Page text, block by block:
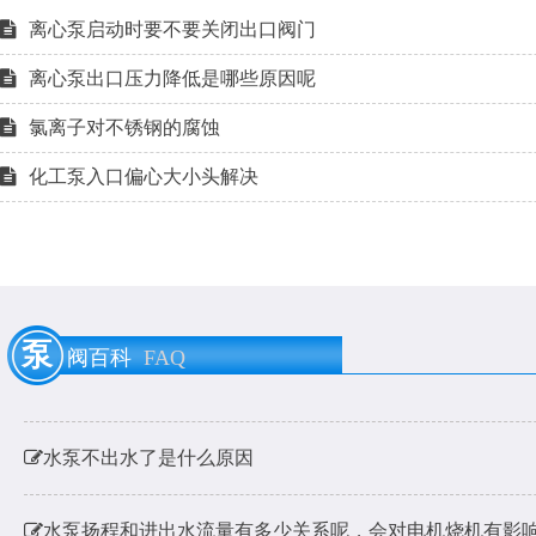
离心泵启动时要不要关闭出口阀门
离心泵出口压力降低是哪些原因呢
氯离子对不锈钢的腐蚀
化工泵入口偏心大小头解决
泵 阀百科 FAQ
耐酸碱泵耐硫酸腐蚀材料的选用